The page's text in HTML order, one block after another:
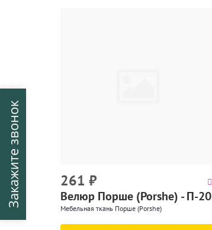
261 ₽
Велюр Порше (Porshe) - П-20
Мебельная ткань Порше (Porshe)
Закажите звонок